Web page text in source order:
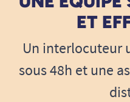
ET
Un interlocuteur
sous 48h et une